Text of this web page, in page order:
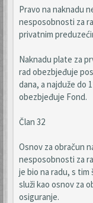
Pravo na naknadu
nesposobnosti za
privatnim
Naknadu plate za
rad obezbjeđuje
dana, a najduže do
obezbjeđuje Fond.
Član 32
Osnov za obračun
nesposobnosti za
je bio na radu, s
služi kao osnov za
osiguranje.